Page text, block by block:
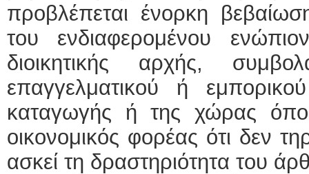
προβλέπεται ένορκη
του ενδιαφερομένου
διοικητικής αρχής,
επαγγελματικού ή
καταγωγής ή της χώρας
οικονομικός φορέας ότι δεν
ασκεί τη δραστηριότητα του